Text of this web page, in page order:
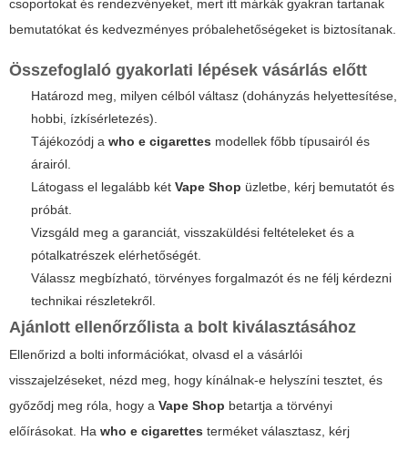
csoportokat és rendezvényeket, mert itt márkák gyakran tartanak
bemutatókat és kedvezményes próbalehetőségeket is biztosítanak.
Összefoglaló gyakorlati lépések vásárlás előtt
Határozd meg, milyen célból váltasz (dohányzás helyettesítése,
hobbi, ízkísérletezés).
Tájékozódj a who e cigarettes modellek főbb típusairól és
árairól.
Látogass el legalább két Vape Shop üzletbe, kérj bemutatót és
próbát.
Vizsgáld meg a garanciát, visszaküldési feltételeket és a
pótalkatrészek elérhetőségét.
Válassz megbízható, törvényes forgalmazót és ne félj kérdezni
technikai részletekről.
Ajánlott ellenőrzőlista a bolt kiválasztásához
Ellenőrizd a bolti információkat, olvasd el a vásárlói
visszajelzéseket, nézd meg, hogy kínálnak-e helyszíni tesztet, és
győződj meg róla, hogy a Vape Shop betartja a törvényi
előírásokat. Ha who e cigarettes terméket választasz, kérj